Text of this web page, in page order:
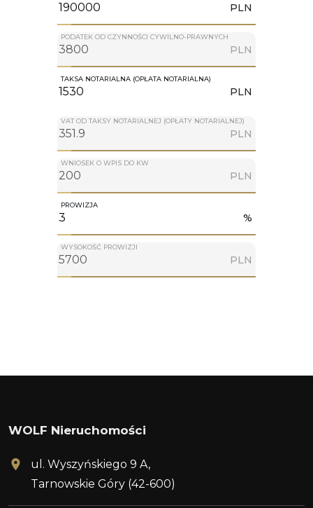
PLN
PODATEK OD CZYNNOŚCI CYWILNO-PRAWNYCH
PLN
TAKSA NOTARIALNA (OPŁATA NOTARIALNA)
PLN
VAT OD TAKSY NOTARIALNEJ (OPŁATY NOTARIALNEJ)
PLN
WNIOSEK O WPIS DO KW
PLN
PROWIZJA
%
WYSOKOŚĆ PROWIZJI
PLN
WOLF Nieruchomości
ul. Wyszyńskiego 9 A,
Tarnowskie Góry (42-600)